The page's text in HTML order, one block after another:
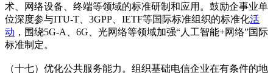
术、网络设备、终端等领域的标准研制和应用。鼓励企事业单
位深度参与ITU-T、3GPP、IETF等国际标准组织的标准化活
动 ，围绕5G-A、6G、光网络等领域加强“人工智能+网络”国际
标准制定。
（十七）优化公共服务能力。组织基础电信企业在有条件的地